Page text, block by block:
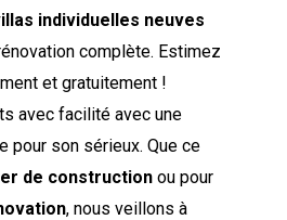
individuelles neuves
complète. Estimez
et gratuitement !
avec facilité avec une
pour son sérieux. Que ce
de construction ou pour
, nous veillons à